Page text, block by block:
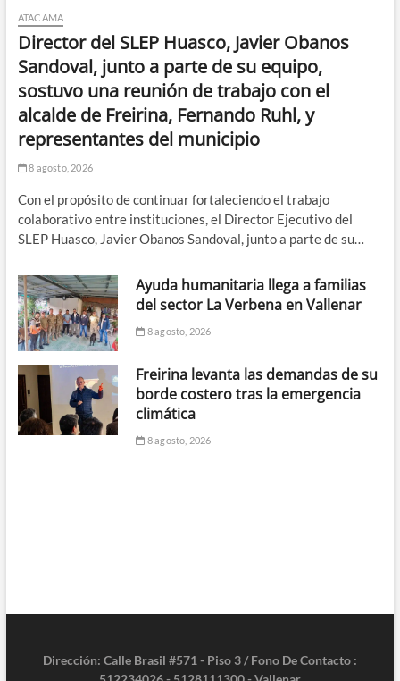
ATACAMA
Director del SLEP Huasco, Javier Obanos
Sandoval, junto a parte de su equipo,
sostuvo una reunión de trabajo con el
alcalde de Freirina, Fernando Ruhl, y
representantes del municipio
8 agosto, 2026
Con el propósito de continuar fortaleciendo el trabajo
colaborativo entre instituciones, el Director Ejecutivo del
SLEP Huasco, Javier Obanos Sandoval, junto a parte de su…
Ayuda humanitaria llega a familias
del sector La Verbena en Vallenar
8 agosto, 2026
Freirina levanta las demandas de su
borde costero tras la emergencia
climática
8 agosto, 2026
Dirección: Calle Brasil #571 - Piso 3 / Fono De Contacto :